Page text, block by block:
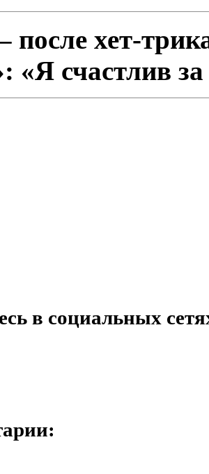
после хет-
«Я счастлив
в социальных